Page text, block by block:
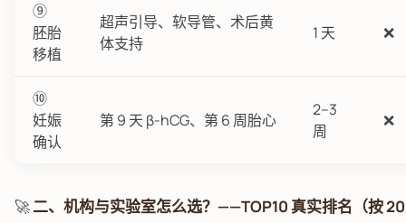
⑨
胚胎
移植
超声引导、软导管、术后黄
体支持
1 天 ❌
⑩
妊娠
确认
第 9 天 β-hCG、第 6 周胎心
2–3
周
❌
🚀二、机构与实验室怎么选？——TOP10 真实排名（按